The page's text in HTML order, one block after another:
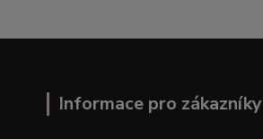
Informace pro zákazníky